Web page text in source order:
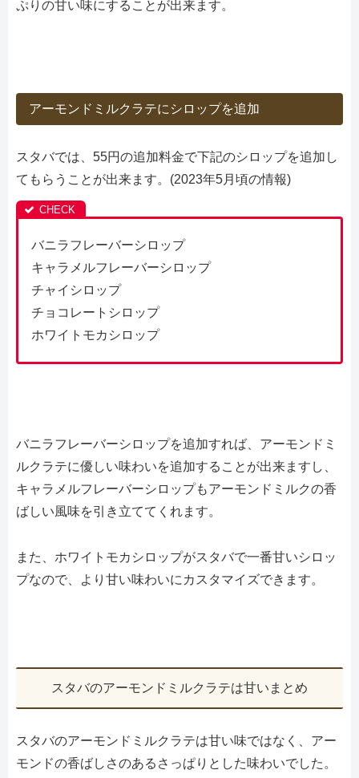
ぷりの甘い味にすることが出来ます。
アーモンドミルクラテにシロップを追加
スタバでは、55円の追加料金で下記のシロップを追加し
てもらうことが出来ます。(2023年5月頃の情報)
バニラフレーバーシロップ
キャラメルフレーバーシロップ
チャイシロップ
チョコレートシロップ
ホワイトモカシロップ
バニラフレーバーシロップを追加すれば、アーモンドミ
ルクラテに優しい味わいを追加することが出来ますし、
キャラメルフレーバーシロップもアーモンドミルクの香
ばしい風味を引き立ててくれます。
また、ホワイトモカシロップがスタバで一番甘いシロッ
プなので、より甘い味わいにカスタマイズできます。
スタバのアーモンドミルクラテは甘いまとめ
スタバのアーモンドミルクラテは甘い味ではなく、アー
モンドの香ばしさのあるさっぱりとした味わいでした。